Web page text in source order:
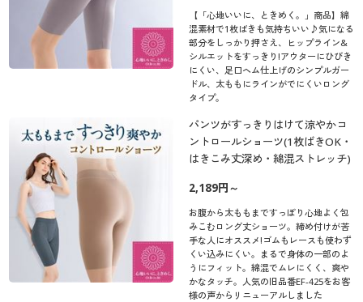
【「心地いいに、ときめく。」商品】綿
混素材で1枚ばきも気持ちいい♪気になる
部分をしっかり押さえ、ヒップライン&
シルエットをすっきり!アウターにひびき
にくい、足口ヘム仕上げのシンプルガー
ドル、太ももにラインがでにくいロング
タイプ。
パンツがすっきりはけて涼やかコ
ントロールショーツ(1枚ばきOK・
はきこみ丈深め・綿混ストレッチ)
2,189円～
お腹から太ももまですっぽり心地よく包
みこむロング丈ショーツ。締め付けが苦
手な人にオススメ!ゴムもレースも使わず
くい込みにくい。まるで身体の一部のよ
うにフィット。綿混でムレにくく、爽や
かなタッチ。人気の旧品番EF-425をお客
様の声からリニューアルしました